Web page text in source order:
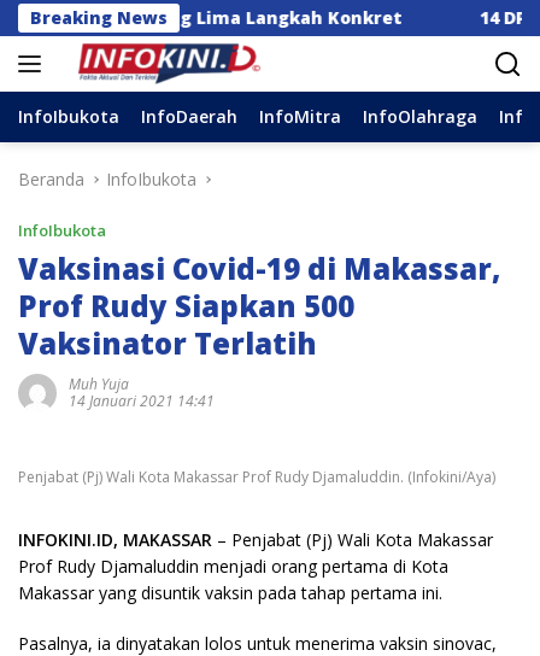
Langsung
ke
konten
Breaking News
Dorong Lima Langkah Konkret 14 DPC Terima
InfoIbukota InfoDaerah InfoMitra InfoOlahraga
Beranda InfoIbukota
InfoIbukota
Vaksinasi Covid-19 di Makassar,
Prof Rudy Siapkan 500
Vaksinator Terlatih
Muh Yuja
14 Januari 2021 14:41
Penjabat (Pj) Wali Kota Makassar Prof Rudy Djamaluddin. (Infokini/Aya)
INFOKINI.ID, MAKASSAR – Penjabat (Pj) Wali Kota Makassar
Prof Rudy Djamaluddin menjadi orang pertama di Kota
Makassar yang disuntik vaksin pada tahap pertama ini.
Pasalnya, ia dinyatakan lolos untuk menerima vaksin sinovac,